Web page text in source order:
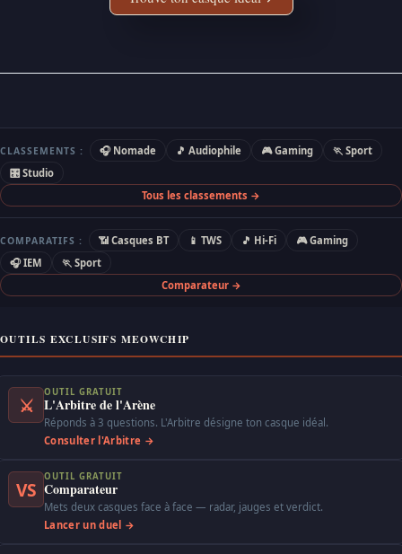
CLASSEMENTS : 🎧 Nomade 🎵 Audiophile 🎮 Gaming
🏃 Sport
🎛 Studio
Tous les classements →
COMPARATIFS : 📶 Casques BT 📱 TWS 🎵 Hi-Fi
🎮 Gaming
🎧 IEM
🏃 Sport
Comparateur →
OUTILS EXCLUSIFS MEOWCHIP
⚔
OUTIL GRATUIT
L'Arbitre de l'Arène
Réponds à 3 questions. L'Arbitre désigne ton casque idéal.
Consulter l'Arbitre →
VS
OUTIL GRATUIT
Comparateur
Mets deux casques face à face — radar, jauges et verdict.
Lancer un duel →